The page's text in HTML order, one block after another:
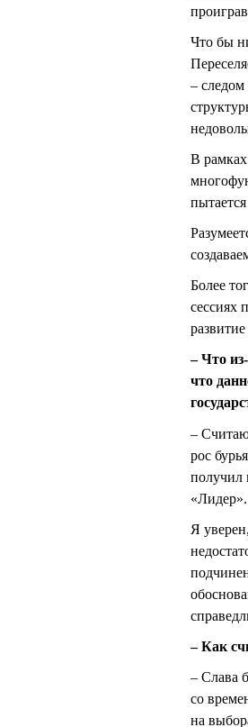
Что бы
–
В
Более
сессиях
– Что
что
–
рос
получил
Я
– Как
– Слава
со
на